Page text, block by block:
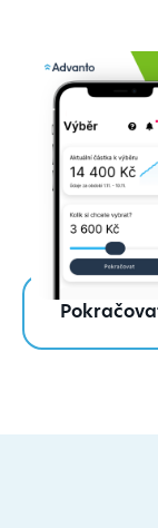
jako
Jak ji v
Číst dále